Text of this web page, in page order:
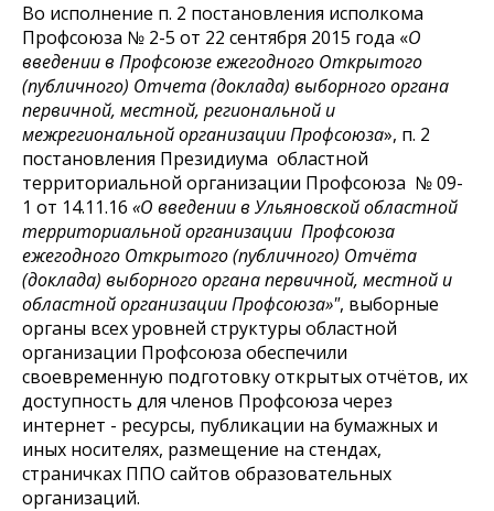
Во исполнение п. 2 постановления исполкома
Профсоюза № 2-5 от 22 сентября 2015 года «О
введениив Профсоюзе ежегодного Открытого
(публичного) Отчета (доклада) выборного органа
первичной, местной, региональной и
межрегиональной организации Профсоюза», п. 2
постановления Президиума областной
территориальной организации Профсоюза № 09-
1 от 14.11.16 «О введении в Ульяновской областной
территориальной организации Профсоюза
ежегодного Открытого (публичного) Отчёта
(доклада) выборного органа первичной, местной и
областной организации Профсоюза»", выборные
органы всех уровней структуры областной
организации Профсоюза обеспечили
своевременную подготовку открытых отчётов, их
доступность для членов Профсоюза через
интернет - ресурсы, публикации на бумажных и
иных носителях, размещение на стендах,
страничках ППО сайтов образовательных
организаций.